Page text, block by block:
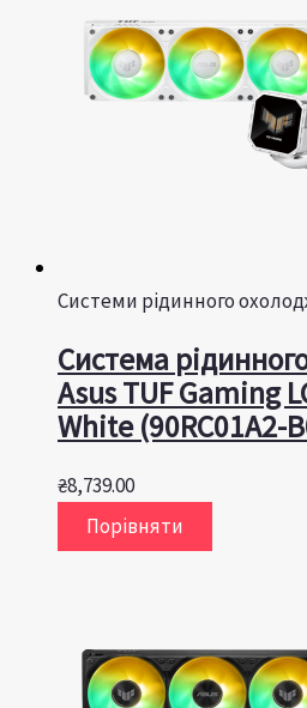
Системи рідинного
Система
Asus TUF Gaming
White (90RC01A2-
₴8,739.00
Порівняти